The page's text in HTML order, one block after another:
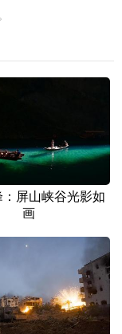
屏山峡谷光影如
画